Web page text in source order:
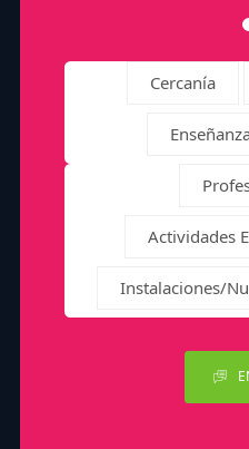
Cercanía
Actividades
Instalaciones/